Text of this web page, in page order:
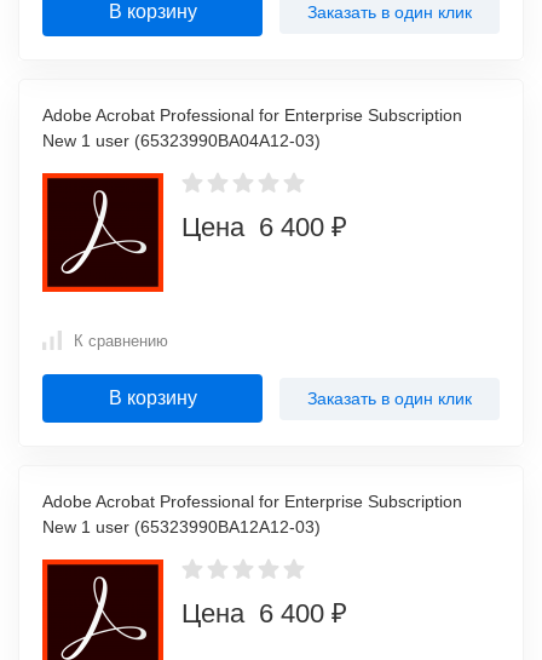
В корзину Заказать в один клик
Adobe Acrobat Professional for Enterprise Subscription
New 1 user (65323990BA04A12-03)
Цена 6 400 ₽
К сравнению
В корзину Заказать в один клик
Adobe Acrobat Professional for Enterprise Subscription
New 1 user (65323990BA12A12-03)
Цена 6 400 ₽